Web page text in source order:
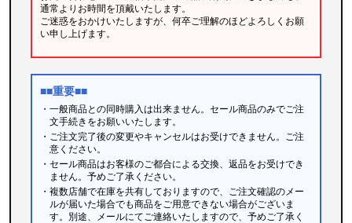
通常よりお時間を頂戴いたします。
ご迷惑をおかけいたしますが、何卒ご理解のほどよろしくお願
い申し上げます。
■■重要■■
・一般商品との同時購入は出来ません。セール商品のみでご注
文手続きをお願いいたします。
・ご注文完了後の変更やキャンセルはお受けできません。ご注
意ください。
・セール商品はお客様のご都合による交換、返品をお受けでき
ません。予めご了承ください。
・複数店舗で在庫を共有しておりますので、ご注文確認のメー
ルが届いた場合でも商品をご用意できない場合がございま
す。別途、メールにてご連絡いたしますので、予めご了承く